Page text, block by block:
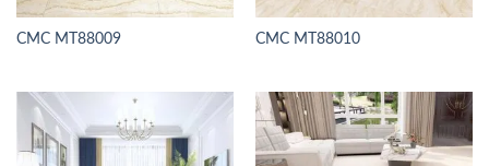
CMC MT88009 CMC MT88010